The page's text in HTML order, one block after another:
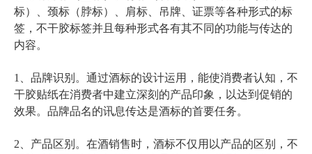
标）、颈标（脖标）、肩标、吊牌、证票等各种形式的标
签，不干胶标签并且每种形式各有其不同的功能与传达的
内容。
1、品牌识别。通过酒标的设计运用，能使消费者认知，不
干胶贴纸在消费者中建立深刻的产品印象，以达到促销的
效果。品牌品名的讯息传达是酒标的首要任务。
2、产品区别。在酒销售时，酒标不仅用以产品的区别，不